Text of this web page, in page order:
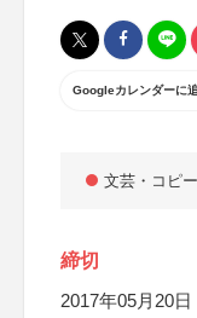
Googleカレンダーに
文芸・コピ
締切
2017年05月20日